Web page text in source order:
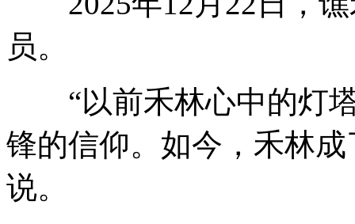
员。
“以前禾林心中的灯塔
锋的信仰。如今，禾林
说。